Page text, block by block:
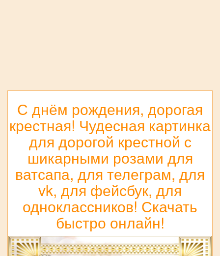
С днём рождения, дорогая
крестная! Чудесная картинка
для дорогой крестной с
шикарными розами для
ватсапа, для телеграм, для
vk, для фейсбук, для
одноклассников! Скачать
быстро онлайн!